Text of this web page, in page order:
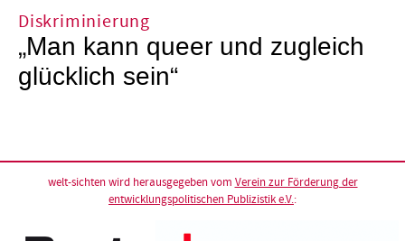
Diskriminierung
„Man kann queer und zugleich
glücklich sein“
welt-sichten wird herausgegeben vom Verein zur Förderung der
entwicklungspolitischen Publizistik e.V.: